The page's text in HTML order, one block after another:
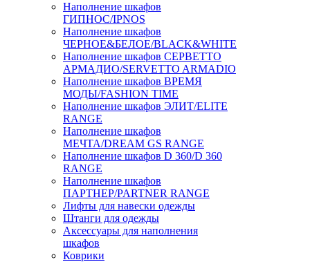
Наполнение шкафов
ГИПНОС/IPNOS
Наполнение шкафов
ЧЕРНОЕ&БЕЛОЕ/BLACK&WHITE
Наполнение шкафов СЕРВЕТТО
АРМАДИО/SERVETTO ARMADIO
Наполнение шкафов ВРЕМЯ
МОДЫ/FASHION TIME
Наполнение шкафов ЭЛИТ/ELITE
RANGE
Наполнение шкафов
МЕЧТА/DREAM GS RANGE
Наполнение шкафов D 360/D 360
RANGE
Наполнение шкафов
ПАРТНЕР/PARTNER RANGE
Лифты для навески одежды
Штанги для одежды
Аксессуары для наполнения
шкафов
Коврики